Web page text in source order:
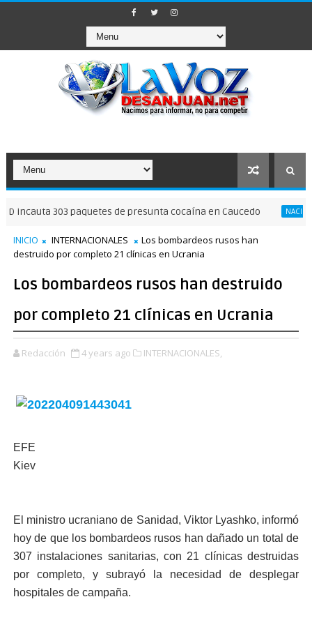
303 paquetes de presunta cocaína en Caucedo NACIONALES
INICIO INTERNACIONALES
Los bombardeos rusos han
destruido por completo 21 clínicas en Ucrania
Los bombardeos rusos han destruido
por completo 21 clínicas en Ucrania
Redacción 4 years ago INTERNACIONALES,
EFE
Kiev
El ministro ucraniano de Sanidad, Viktor Lyashko, informó
hoy de que los bombardeos rusos han dañado un total de
307 instalaciones sanitarias, con 21 clínicas destruidas
por completo, y subrayó la necesidad de desplegar
hospitales de campaña.